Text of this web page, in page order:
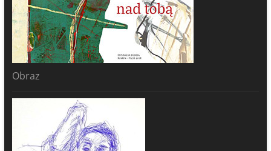
Obraz